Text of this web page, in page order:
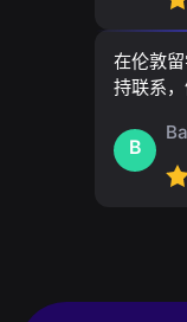
在伦敦
持联系，
B